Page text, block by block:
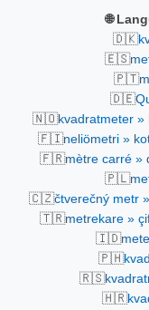
🌐
🇩🇰
🇪🇸
🇵🇹
🇩🇪
🇳🇴kvadratmeter »
🇫🇮neliömetri »
🇫🇷mètre carré »
🇵🇱
🇨🇿čtverečný metr
🇹🇷metrekare »
🇮🇩
🇵🇭
🇷🇸
🇭🇷